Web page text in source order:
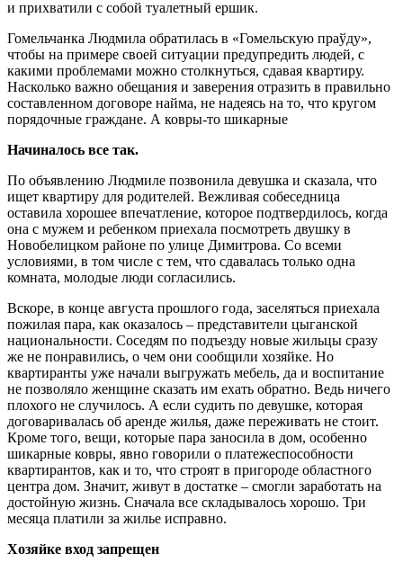
и прихватили с собой туалетный ершик.
Гомельчанка Людмила обратилась в «Гомельскую праўду»,
чтобы на примере своей ситуации предупредить людей, с
какими проблемами можно столкнуться, сдавая квартиру.
Насколько важно обещания и заверения отразить в правильно
составленном договоре найма, не надеясь на то, что кругом
порядочные граждане. А ковры-то шикарные
Начиналось все так.
По объявлению Людмиле позвонила девушка и сказала, что
ищет квартиру для родителей. Вежливая собеседница
оставила хорошее впечатление, которое подтвердилось, когда
она с мужем и ребенком приехала посмотреть двушку в
Новобелицком районе по улице Димитрова. Со всеми
условиями, в том числе с тем, что сдавалась только одна
комната, молодые люди согласились.
Вскоре, в конце августа прошлого года, заселяться приехала
пожилая пара, как оказалось – представители цыганской
национальности. Соседям по подъезду новые жильцы сразу
же не понравились, о чем они сообщили хозяйке. Но
квартиранты уже начали выгружать мебель, да и воспитание
не позволяло женщине сказать им ехать обратно. Ведь ничего
плохого не случилось. А если судить по девушке, которая
договаривалась об аренде жилья, даже переживать не стоит.
Кроме того, вещи, которые пара заносила в дом, особенно
шикарные ковры, явно говорили о платежеспособности
квартирантов, как и то, что строят в пригороде областного
центра дом. Значит, живут в достатке – смогли заработать на
достойную жизнь. Сначала все складывалось хорошо. Три
месяца платили за жилье исправно.
Хозяйке вход запрещен